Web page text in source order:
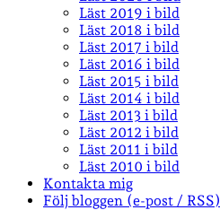
Läst 2019 i bild
Läst 2018 i bild
Läst 2017 i bild
Läst 2016 i bild
Läst 2015 i bild
Läst 2014 i bild
Läst 2013 i bild
Läst 2012 i bild
Läst 2011 i bild
Läst 2010 i bild
Kontakta mig
Följ bloggen (e-post / RSS)